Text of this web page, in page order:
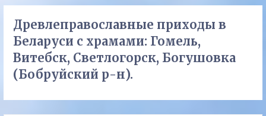
Древлеправославные приходы в
Беларуси с храмами: Гомель,
Витебск, Светлогорск, Богушовка
(Бобруйский р-н).